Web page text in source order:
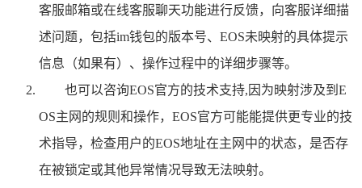
客服邮箱或在线客服聊天功能进行反馈，向客服详细描
述问题，包括im钱包的版本号、EOS未映射的具体提示
信息（如果有）、操作过程中的详细步骤等。
也可以咨询EOS官方的技术支持,因为映射涉及到E
OS主网的规则和操作，EOS官方可能能提供更专业的技
术指导，检查用户的EOS地址在主网中的状态，是否存
在被锁定或其他异常情况导致无法映射。